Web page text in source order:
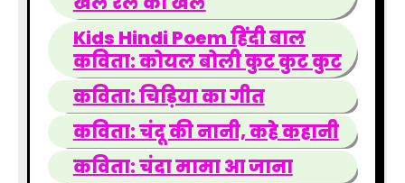
Kids Hindi Poem हिंदी बाल
कविता: कोयल बोली कुट कुट कुट
कविता: चिड़िया का गीत
कविता: चंदू की नानी, कहे कहानी
कविता: चंदा मामा आ जाना